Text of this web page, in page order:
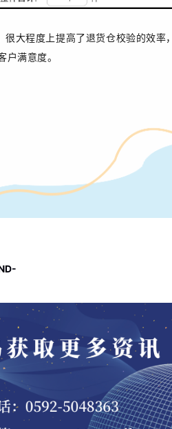
大程度上提高了退货仓校验的效率，
户满意度。